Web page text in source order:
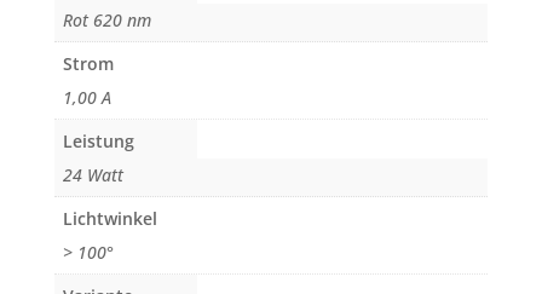
Rot 620 nm
Strom
1,00 A
Leistung
24 Watt
Lichtwinkel
> 100°